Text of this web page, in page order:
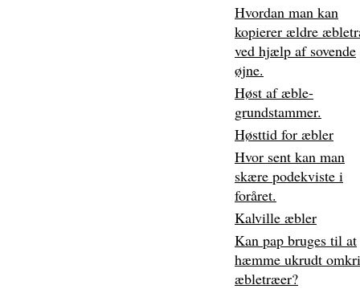
Hvordan man kan
kopierer ældre
ved hjælp af sovende
øjne.
Høst af æble-
grundstammer.
Høsttid for æbler
Hvor sent kan man
skære podekviste i
foråret.
Kalville æbler
Kan pap bruges til at
hæmme ukrudt
æbletræer?